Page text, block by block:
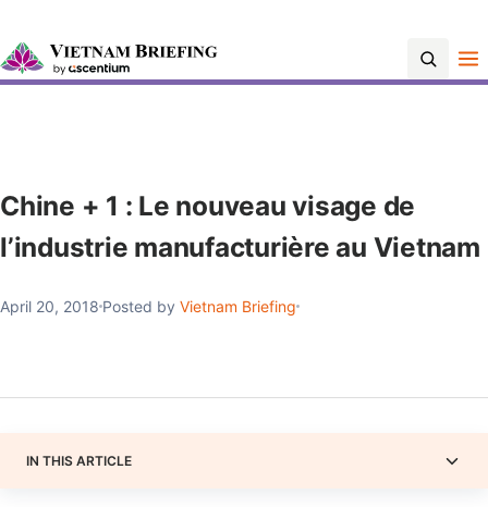
Contact Us
Chine + 1 : Le nouveau visage de
l’industrie manufacturière au Vietnam
April 20, 2018 Posted by Vietnam Briefing
IN THIS ARTICLE